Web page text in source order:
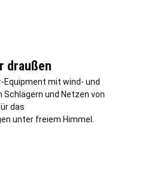
draußen
Equipment mit wind- und
und Netzen von
das
unter freiem Himmel.